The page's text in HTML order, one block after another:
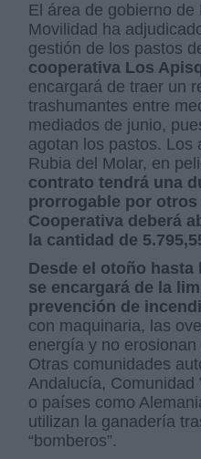
El área de gobierno de
Movilidad ha
gestión de los pastos
cooperativa Los
encargará de traer un
trashumantes entre
mediados de junio,
agotan los pastos. Los
Rubia del Molar, en
contrato tendrá una
prorrogable por
Cooperativa deberá
la cantidad de
Desde el otoño hasta
se encargará de la
prevención de
con maquinaria, las
energía y no
Otras comunidades
Andalucía, Comunidad
o países como
utilizan la ganadería
“bomberos”.